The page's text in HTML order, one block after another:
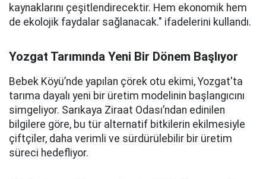
kaynaklarını çeşitlendirecektir. Hem ekonomik hem
de ekolojik faydalar sağlanacak." ifadelerini kullandı.
Yozgat Tarımında Yeni Bir Dönem Başlıyor
Bebek Köyü’nde yapılan çörek otu ekimi, Yozgat'ta
tarıma dayalı yeni bir üretim modelinin başlangıcını
simgeliyor. Sarıkaya Ziraat Odası’ndan edinilen
bilgilere göre, bu tür alternatif bitkilerin ekilmesiyle
çiftçiler, daha verimli ve sürdürülebilir bir üretim
süreci hedefliyor.